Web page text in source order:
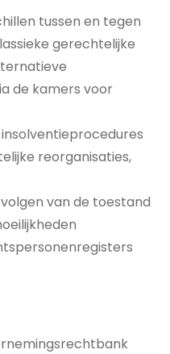
tussen en tegen
gerechtelijke
de kamers voor
reorganisaties,
van de toestand